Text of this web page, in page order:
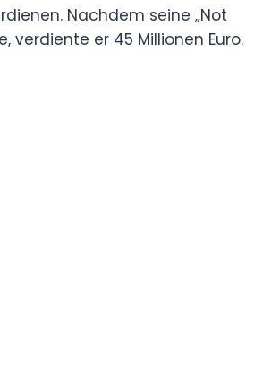
Nachdem seine „Not
verdiente er 45 Millionen Euro.